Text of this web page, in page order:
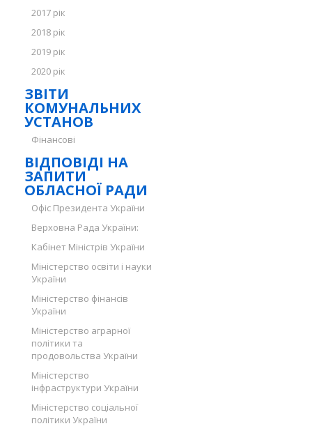
2017 рік
2018 рік
2019 рік
2020 рік
ЗВІТИ
КОМУНАЛЬНИХ
УСТАНОВ
Фінансові
ВІДПОВІДІ НА
ЗАПИТИ
ОБЛАСНОЇ РАДИ
Офіс Президента України
Верховна Рада України:
Кабінет Міністрів України
Міністерство освіти і науки
України
Міністерство фінансів
України
Міністерство аграрної
політики та
продовольства України
Міністерство
інфраструктури України
Міністерство соціальної
політики України